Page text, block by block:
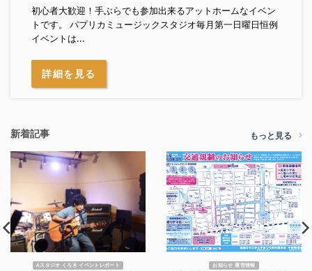
初心者大歓迎！手ぶらでも参加出来るアットホームなイベン
トです。 パプリカミュージックスタジオ毎月第一日曜日恒例
イベントは...
詳細を見る
新着記事 もっと見る
Aスタジオ くろき イベントレポート お知らせ 運営情報